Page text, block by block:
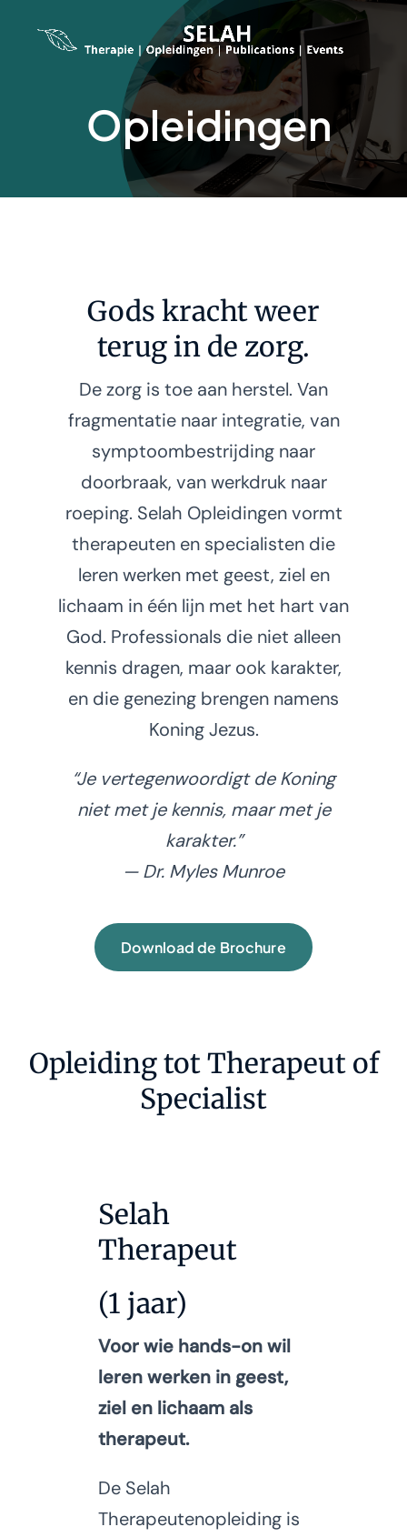
Opleidingen
Gods kracht weer
terug in de zorg.
De zorg is toe aan herstel. Van
fragmentatie naar integratie, van
symptoombestrijding naar
doorbraak, van werkdruk naar
roeping. Selah Opleidingen vormt
therapeuten en specialisten die
leren werken met geest, ziel en
lichaam in één lijn met het hart van
God. Professionals die niet alleen
kennis dragen, maar ook karakter,
en die genezing brengen namens
Koning Jezus.
“Je vertegenwoordigt de Koning
niet met je kennis, maar met je
karakter.”
— Dr. Myles Munroe
Download de Brochure
Opleiding tot Therapeut of
Specialist
Selah
Therapeut
(1 jaar)
Voor wie hands-on wil
leren werken in geest,
ziel en lichaam als
therapeut.
De Selah
Therapeutenopleiding is